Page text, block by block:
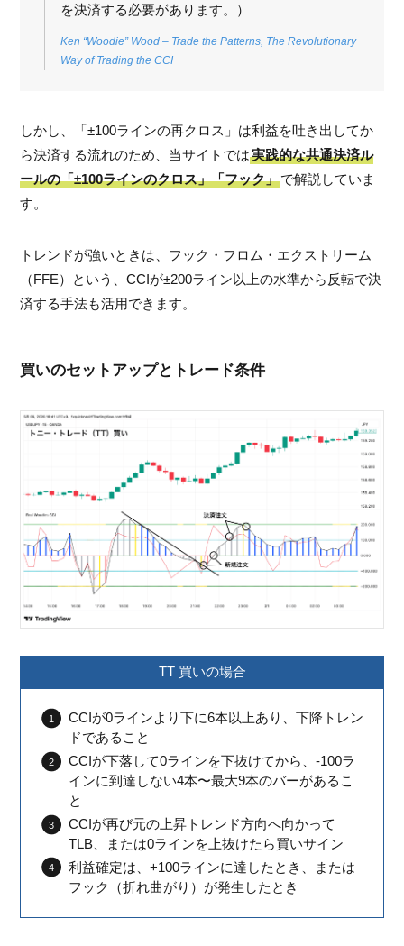
を決済する必要があります。）
Ken “Woodie” Wood – Trade the Patterns, The Revolutionary
Way of Trading the CCI
しかし、「±100ラインの再クロス」は利益を吐き出してか
ら決済する流れのため、当サイトでは実践的な共通決済ル
ールの「±100ラインのクロス」「フック」で解説していま
す。
トレンドが強いときは、フック・フロム・エクストリーム
（FFE）という、CCIが±200ライン以上の水準から反転で決
済する手法も活用できます。
買いのセットアップとトレード条件
TT 買いの場合
CCIが0ラインより下に6本以上あり、下降トレン
ドであること
CCIが下落して0ラインを下抜けてから、-100ラ
インに到達しない4本〜最大9本のバーがあるこ
と
CCIが再び元の上昇トレンド方向へ向かって
TLB、または0ラインを上抜けたら買いサイン
利益確定は、+100ラインに達したとき、または
フック（折れ曲がり）が発生したとき